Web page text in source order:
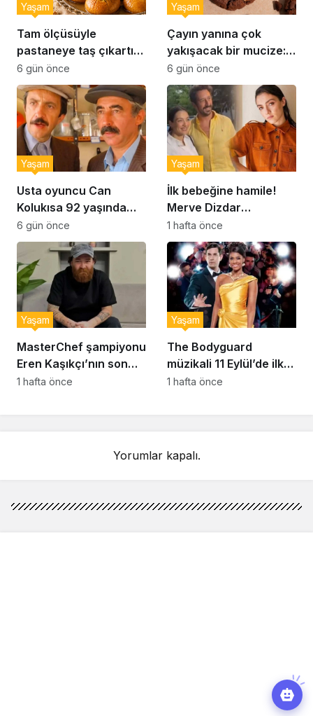
Tam ölçüsüyle
pastaneye taş çıkartır:
Şekerpare tarifi
Yaşam
6 gün önce
Çayın yanına çok
yakışacak bir mucize:
Brownie tadında ıslak
kurabiye tarifi…
Yaşam
6 gün önce
Usta oyuncu Can
Kolukısa 92 yaşında
hayatını kaybetti
Yaşam
6 gün önce
İlk bebeğine hamile!
Merve Dizdar
sessizliğini bozdu: ‘İsim
bulmak çok zor’
Yaşam
1 hafta önce
MasterChef şampiyonu
Eren Kaşıkçı’nın son
anlarındaki kahreden
Yaşam
1 hafta önce
The Bodyguard
müzikali 11 Eylül’de ilk
kez Türkiye’de
Yaşam
1 hafta önce
Yorumlar kapalı.